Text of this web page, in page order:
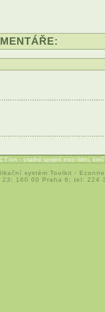
- snadné spojení mezi lidmi,
systém Toolkit -
23; 160 00 Praha 6; tel: 224